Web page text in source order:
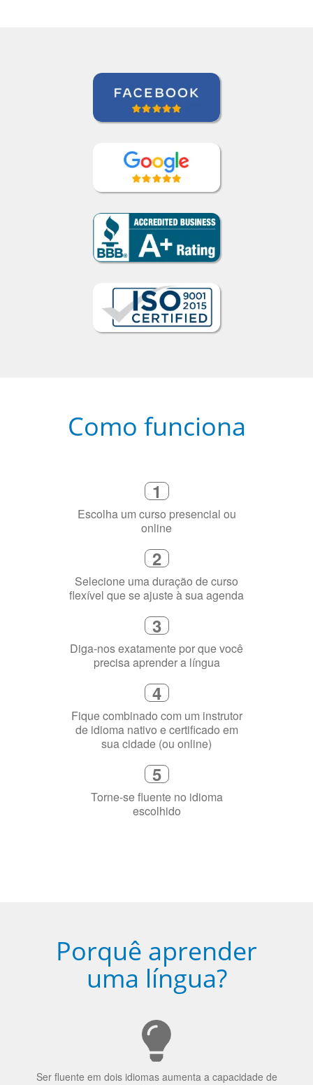
Escolha um curso presencial ou
online
2
Selecione uma duração de curso
flexível que se ajuste à sua agenda
3
Diga-nos exatamente por que você
precisa aprender a língua
4
Fique combinado com um instrutor
de idioma nativo e certificado em
sua cidade (ou online)
5
Torne-se fluente no idioma
escolhido
uma língua?
Ser fluente em dois idiomas aumenta a capacidade de
concentração de uma pessoa.